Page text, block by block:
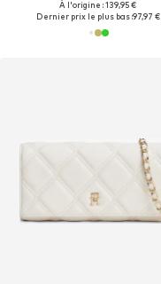
À l'origine : 139,95 €
Dernier prix le plus bas :97,97 €